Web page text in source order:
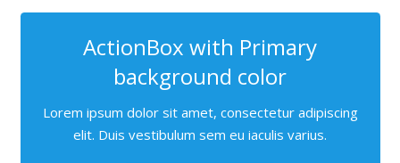
ActionBox with Primary
background color
Lorem ipsum dolor sit amet, consectetur adipiscing
elit. Duis vestibulum sem eu iaculis varius.